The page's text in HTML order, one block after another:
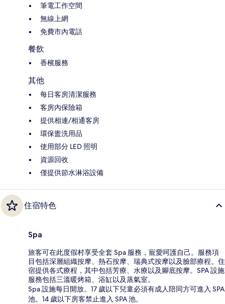
筆電工作空間
無線上網
免費市內電話
餐飲
香檳服務
其他
每日客房清潔服務
客房內保險箱
提供相連/相通客房
環保盥洗用品
使用部分 LED 照明
資源回收
僅提供節水淋浴設備
住宿特色
Spa
旅客可在此度假村享受全套 Spa 服務，寵愛呵護自己。服務項
目包括深層組織按摩、熱石按摩、瑞典式按摩以及臉部療程。住
宿提供各式療程，其中包括芳療、水療以及腳底按摩。SPA 設施
服務包括三溫暖烤箱、浴缸以及蒸氣室。
Spa 設施每日開放。17 歲以下兒童必須有成人陪同方可進入 SPA
池。14 歲以下房客禁止進入 SPA 池。